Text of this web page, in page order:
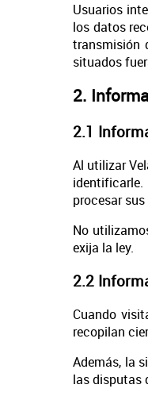
Usuarios
los datos
transmisión
situados
2.
2.1
Al utilizar
procesar
No
exija la ley.
2.2
Cuando
recopilan
Además, la
las disputas